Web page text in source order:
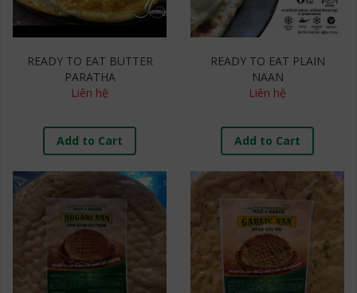
READY TO EAT BUTTER
PARATHA
Liên hệ
Add to Cart
READY TO EAT PLAIN
NAAN
Liên hệ
Add to Cart